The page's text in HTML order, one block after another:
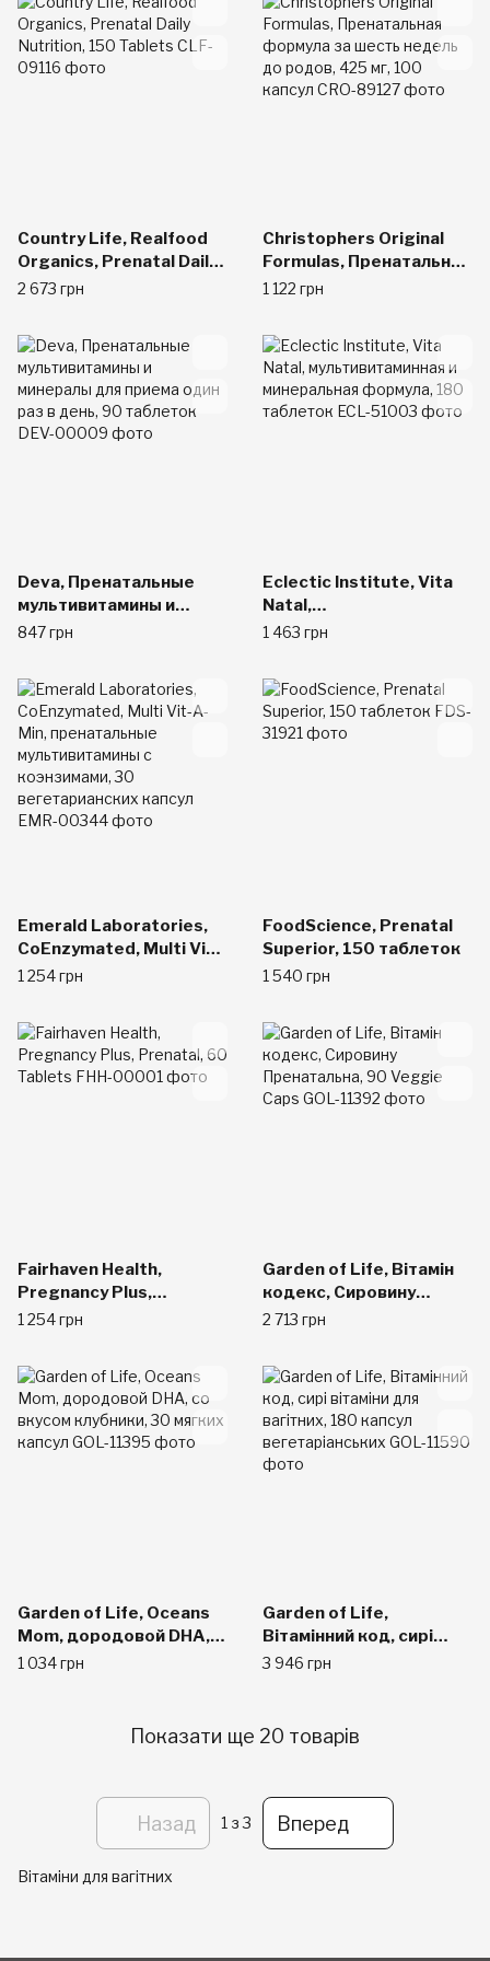
Country Life, Realfood
Organics, Prenatal Daily
Nutrition, 150 Tablets
2 673 грн
Christophers Original
Formulas, Пренатальная
формула за шесть
мг, 100 капсул
1 122 грн
Deva, Пренатальные
мультивитамины и
минералы для приема
таблеток
847 грн
Eclectic Institute, Vita
Natal,
мультивитаминная и
180 таблеток
1 463 грн
Emerald Laboratories,
CoEnzymated, Multi Vit-
A-Min, пренатальные
коэнзимами, 30
вегетарианских капсул
1 254 грн
FoodScience, Prenatal
Superior, 150 таблеток
1 540 грн
Fairhaven Health,
Pregnancy Plus,
Prenatal, 60 Tablets
1 254 грн
Garden of Life, Вітамін
кодекс, Сировину
Пренатальна, 90 Veggie
2 713 грн
Garden of Life, Oceans
Mom, дородовой DHA,
со вкусом клубники, 30
1 034 грн
Garden of Life,
Вітамінний код, сирі
вітаміни для вагітних,
3 946 грн
Показати ще 20 товарів
Назад 1 з 3 Вперед
Вітаміни для вагітних